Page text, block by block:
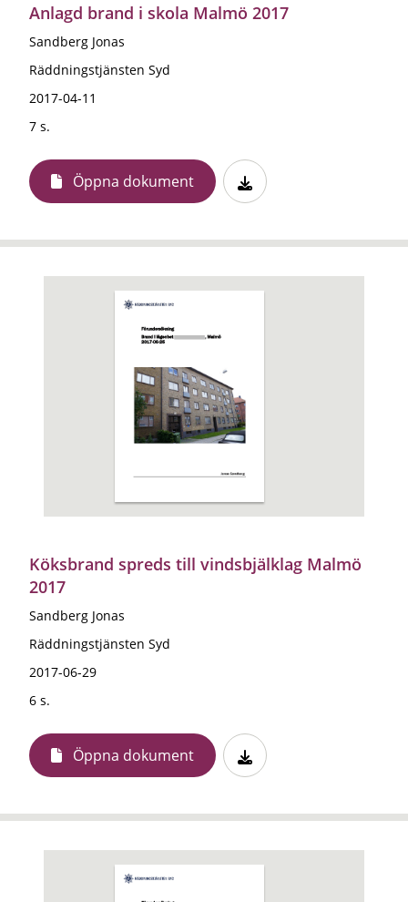
Anlagd brand i skola Malmö 2017
Sandberg Jonas
Räddningstjänsten Syd
2017-04-11
7 s.
Öppna dokument
Köksbrand spreds till vindsbjälklag Malmö
2017
Sandberg Jonas
Räddningstjänsten Syd
2017-06-29
6 s.
Öppna dokument